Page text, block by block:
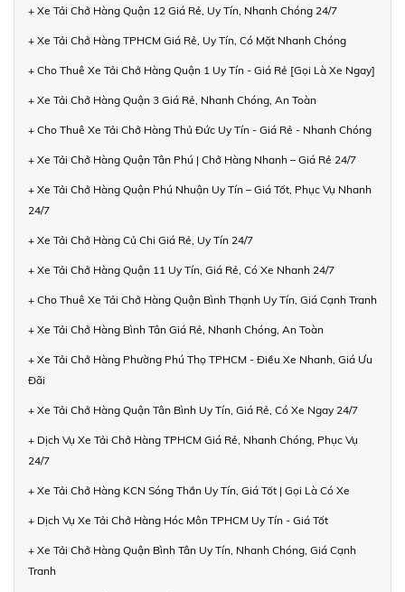
+ Xe Tải Chở Hàng Quận 12 Giá Rẻ, Uy Tín, Nhanh Chóng 24/7
+ Xe Tải Chở Hàng TPHCM Giá Rẻ, Uy Tín, Có Mặt Nhanh Chóng
+ Cho Thuê Xe Tải Chở Hàng Quận 1 Uy Tín - Giá Rẻ [Gọi Là Xe Ngay]
+ Xe Tải Chở Hàng Quận 3 Giá Rẻ, Nhanh Chóng, An Toàn
+ Cho Thuê Xe Tải Chở Hàng Thủ Đức Uy Tín - Giá Rẻ - Nhanh Chóng
+ Xe Tải Chở Hàng Quận Tân Phú | Chở Hàng Nhanh – Giá Rẻ 24/7
+ Xe Tải Chở Hàng Quận Phú Nhuận Uy Tín – Giá Tốt, Phục Vụ Nhanh
24/7
+ Xe Tải Chở Hàng Củ Chi Giá Rẻ, Uy Tín 24/7
+ Xe Tải Chở Hàng Quận 11 Uy Tín, Giá Rẻ, Có Xe Nhanh 24/7
+ Cho Thuê Xe Tải Chở Hàng Quận Bình Thạnh Uy Tín, Giá Cạnh Tranh
+ Xe Tải Chở Hàng Bình Tân Giá Rẻ, Nhanh Chóng, An Toàn
+ Xe Tải Chở Hàng Phường Phú Thọ TPHCM - Điều Xe Nhanh, Giá Ưu
Đãi
+ Xe Tải Chở Hàng Quận Tân Bình Uy Tín, Giá Rẻ, Có Xe Ngay 24/7
+ Dịch Vụ Xe Tải Chở Hàng TPHCM Giá Rẻ, Nhanh Chóng, Phục Vụ
24/7
+ Xe Tải Chở Hàng KCN Sóng Thần Uy Tín, Giá Tốt | Gọi Là Có Xe
+ Dịch Vụ Xe Tải Chở Hàng Hóc Môn TPHCM Uy Tín - Giá Tốt
+ Xe Tải Chở Hàng Quận Bình Tân Uy Tín, Nhanh Chóng, Giá Cạnh
Tranh